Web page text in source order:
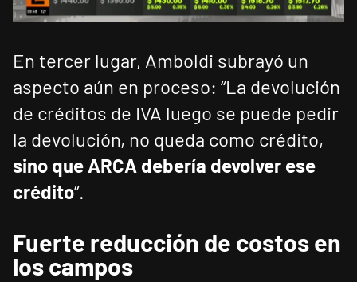
En tercer lugar, Amboldi subrayó un
aspecto aún en proceso: “La devolución
de créditos de IVA luego se puede pedir
la devolución, no queda como crédito,
sino que ARCA debería devolver ese
crédito”.
Fuerte reducción de costos en
los campos